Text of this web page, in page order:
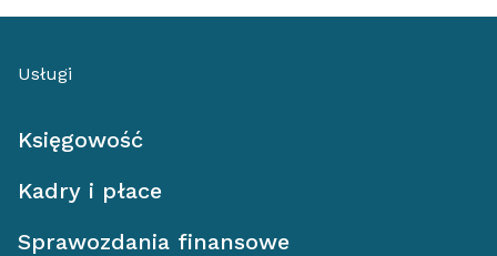
Usługi
Księgowość
Kadry i płace
Sprawozdania finansowe